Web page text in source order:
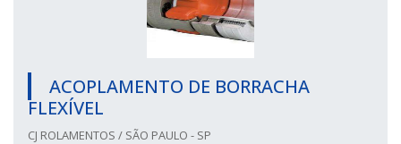
ACOPLAMENTO DE BORRACHA
FLEXÍVEL
CJ ROLAMENTOS / SÃO PAULO - SP